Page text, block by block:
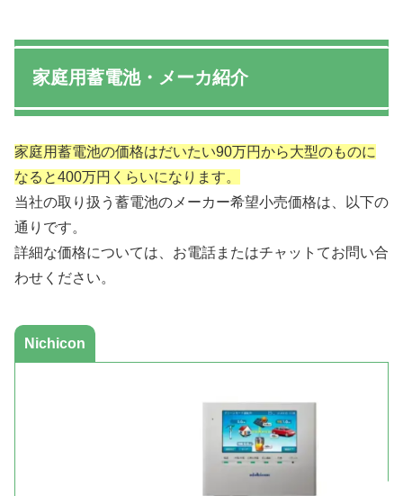
家庭用蓄電池・メーカ紹介
家庭用蓄電池の価格はだいたい90万円から大型のものに
なると400万円くらいになります。
当社の取り扱う蓄電池のメーカー希望小売価格は、以下の
通りです。
詳細な価格については、お電話またはチャットてお問い合
わせください。
Nichicon